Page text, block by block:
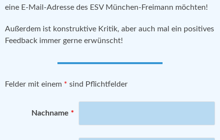
eine E-Mail-Adresse des ESV München-Freimann möchten!
Außerdem ist konstruktive Kritik, aber auch mal ein positives
Feedback immer gerne erwünscht!
Felder mit einem * sind Pflichtfelder
Nachname *